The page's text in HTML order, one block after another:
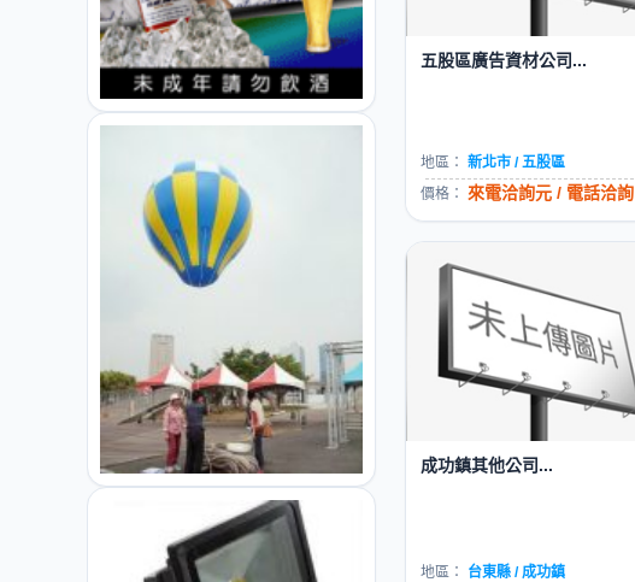
五股區廣告資材公司...
地區： 新北市 / 五股區
價格： 來電洽詢元 / 電話洽詢
成功鎮其他公司...
地區：
台東縣 / 成功鎮